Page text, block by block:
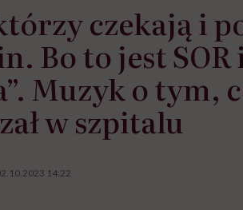
czekają i
Bo to jest SOR
Muzyk o tym,
w szpitalu
14:22